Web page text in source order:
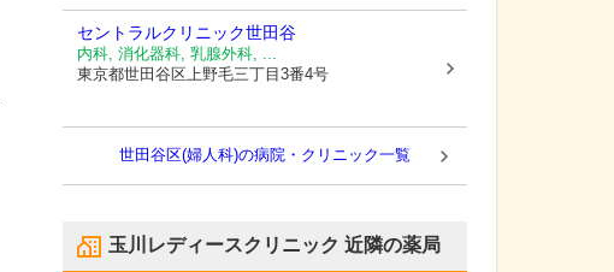
セントラルクリニック世田谷
内科, 消化器科, 乳腺外科, ...
東京都世田谷区上野毛三丁目3番4号
世田谷区(婦人科)の病院・クリニック一覧
玉川レディースクリニック 近隣の薬局